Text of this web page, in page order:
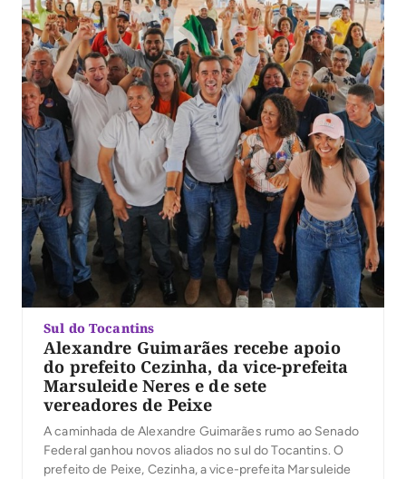
Sul do Tocantins
Alexandre Guimarães recebe apoio
do prefeito Cezinha, da vice-prefeita
Marsuleide Neres e de sete
vereadores de Peixe
A caminhada de Alexandre Guimarães rumo ao Senado
Federal ganhou novos aliados no sul do Tocantins. O
prefeito de Peixe, Cezinha, a vice-prefeita Marsuleide